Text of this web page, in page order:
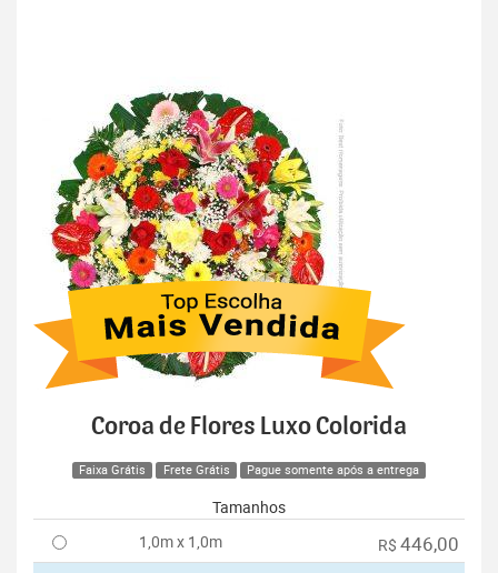
Coroa de Flores Luxo Colorida
Faixa Grátis Frete Grátis Pague somente após a entrega
Tamanhos
1,0m x 1,0m
R$ 446,00